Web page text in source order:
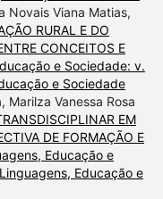
Novais Viana Matias,
RURAL E DO
CONCEITOS E
e Sociedade: v.
e Sociedade
Marilza Vanessa Rosa
EM
DE FORMAÇÃO E
Educação e
Educação e